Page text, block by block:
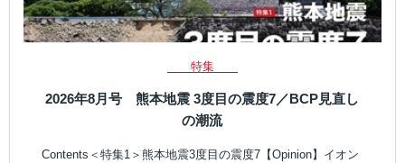
特集
2026年8月号 熊本地震 3度目の震度7／BCP見直し
の潮流
Contents＜特集1＞熊本地震3度目の震度7【Opinion】イオン